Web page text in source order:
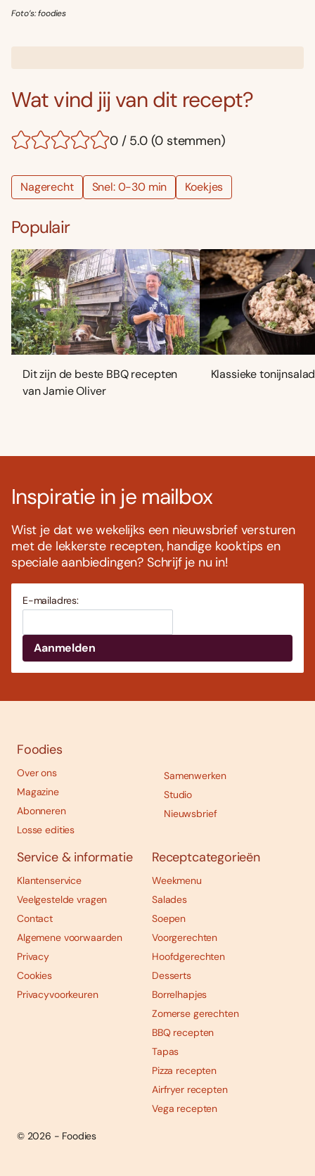
Foto’s: foodies
Wat vind jij van dit recept?
0 / 5.0 (0 stemmen)
Nagerecht Snel: 0-30 min Koekjes
Populair
Dit zijn de beste BBQ recepten
van Jamie Oliver
Klassieke
Inspiratie in je mailbox
Wist je dat we wekelijks een nieuwsbrief versturen
met de lekkerste recepten, handige kooktips en
speciale aanbiedingen? Schrijf je nu in!
E-mailadres:
Foodies
Over ons
Magazine
Abonneren
Losse edities
Samenwerken
Studio
Nieuwsbrief
Service & informatie
Klantenservice
Veelgestelde vragen
Contact
Algemene voorwaarden
Privacy
Cookies
Privacyvoorkeuren
Receptcategorieën
Weekmenu
Salades
Soepen
Voorgerechten
Hoofdgerechten
Desserts
Borrelhapjes
Zomerse gerechten
BBQ recepten
Tapas
Pizza recepten
Airfryer recepten
Vega recepten
© 2026 - Foodies